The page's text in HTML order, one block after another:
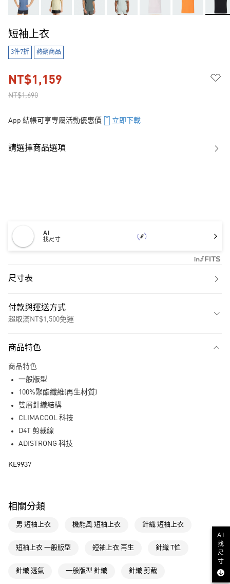
短袖上衣
3件7折 熱銷商品
NT$1,690
NT$1,159
App 結帳可享專屬活動優惠價 立即下載
請選擇商品選項
AI
找尺寸
尺寸表
付款與運送方式
超取滿NT$1,500免運
LINE Pay
每筆NT$80，滿NT$1,500(含以上)免運費
每筆NT$80，滿NT$1,500(含以上)免運費
萊爾富取貨付款
付款後萊爾富取貨
每筆NT$80，滿NT$1,500(含以上)免運費
商品特色
商品特色
一般版型
100%聚酯纖維(再生材質)
雙層針織結構
CLIMACOOL 科技
D4T 剪裁線
ADISTRONG 科技
KE9937
相關分類
男 短袖上衣 機能風 短袖上衣 針織 短袖上衣
短袖上衣 一般版型 短袖上衣 再生 針織 T恤
針織 透氣 一般版型 針織 針織 剪裁
AI
找
尺
寸